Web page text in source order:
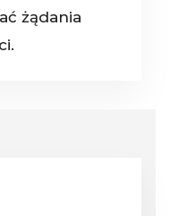
żądania